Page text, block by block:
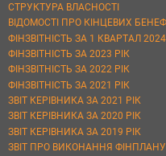
СТРУКТУРА ВЛАСНОСТІ
ВІДОМОСТІ ПРО КІНЦЕВИХ
ФІНЗВІТНІСТЬ ЗА 1 КВАРТАЛ
ФІНЗВІТНІСТЬ ЗА 2023 РІК
ФІНЗВІТНІСТЬ ЗА 2022 РІК
ФІНЗВІТНІСТЬ ЗА 2021 РІК
ЗВІТ КЕРІВНИКА ЗА 2021 РІК
ЗВІТ КЕРІВНИКА ЗА 2020 РІК
ЗВІТ КЕРІВНИКА ЗА 2019 РІК
ЗВІТ ПРО ВИКОНАННЯ